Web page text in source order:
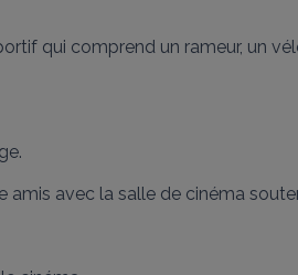
qui comprend un rameur, un
avec la salle de cinéma